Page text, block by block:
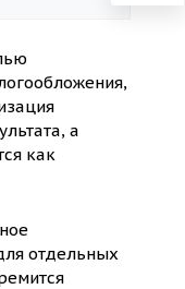
а
как
отдельных